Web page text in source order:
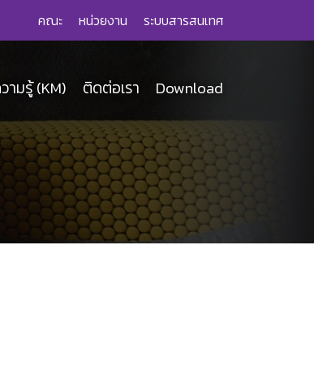
คณะ หน่วยงาน ระบบสารสนเทศ
ามรู้ (KM) ติดต่อเรา Download